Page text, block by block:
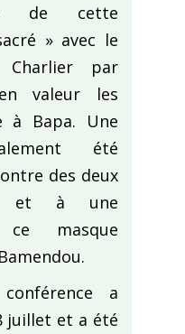
de cette
» avec le
Charlier par
valeur les
à Bapa. Une
été
des deux
et à une
masque
a
juillet et a été